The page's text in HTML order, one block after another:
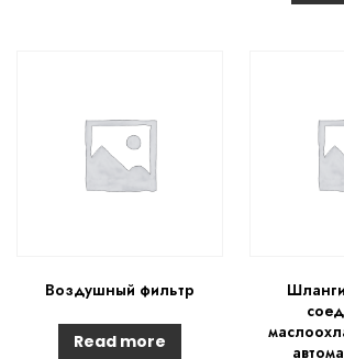
Воздушный фильтр
Read more